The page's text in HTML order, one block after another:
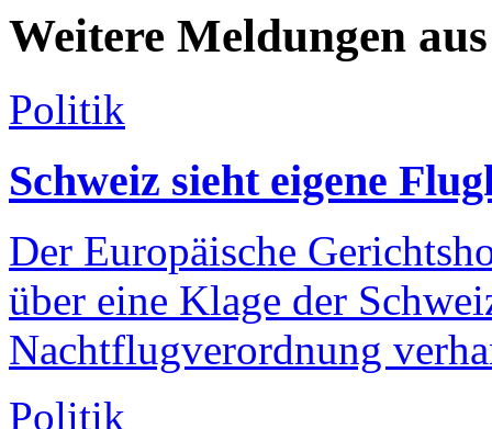
Weitere Meldungen
Politik
Schweiz sieht eigene
Der Europäische
über eine Klage der
Nachtflugverordnung
Politik